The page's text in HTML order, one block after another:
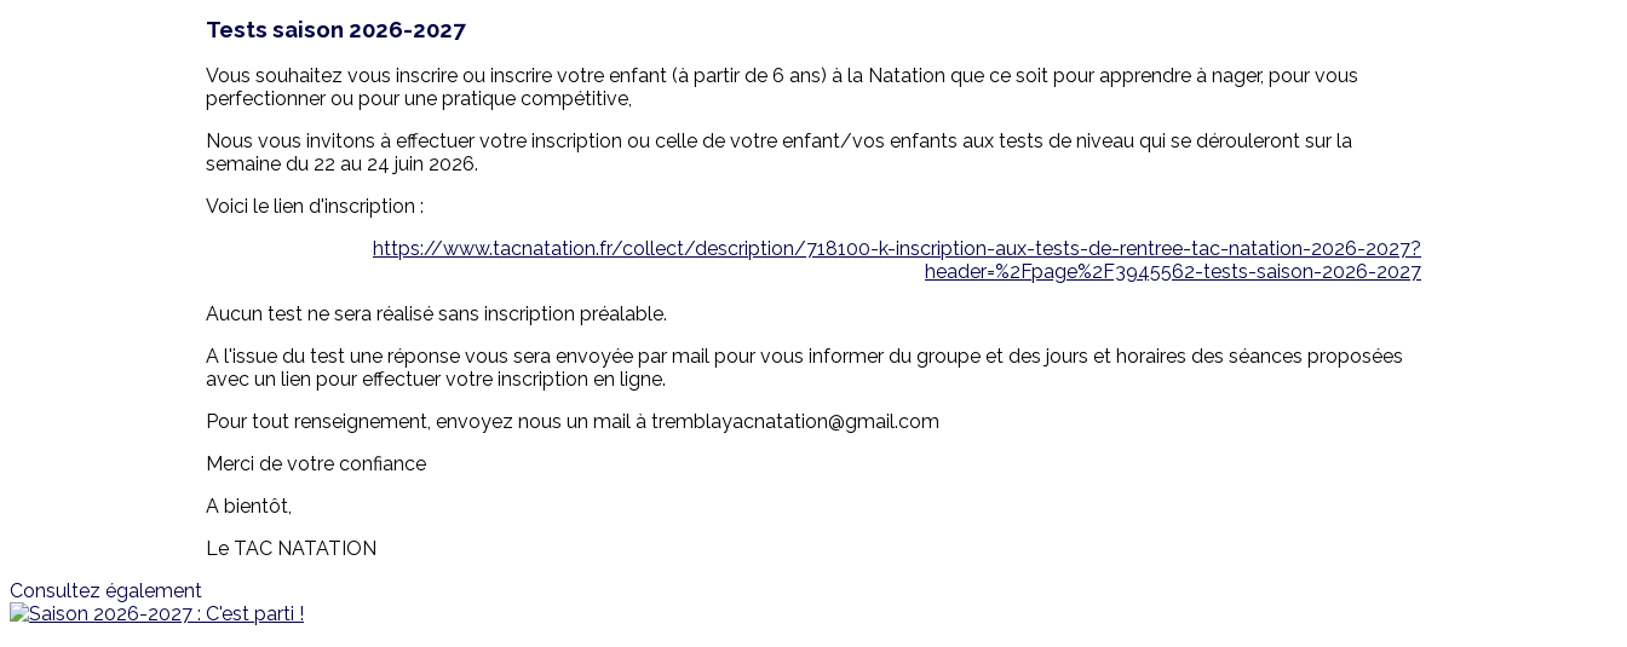
Tests saison 2026-2027
Vous souhaitez vous inscrire ou inscrire votre enfant (à partir de 6 ans) à la Natation que ce soit pour apprendre à nager, pour vous
perfectionner ou pour une pratique compétitive,
Nous vous invitons à effectuer votre inscription ou celle de votre enfant/vos enfants aux tests de niveau qui se dérouleront sur la
semaine du 22 au 24 juin 2026.
Voici le lien d'inscription :
https://www.tacnatation.fr/collect/description/718100-k-inscription-aux-tests-de-rentree-tac-natation-2026-2027?
header=%2Fpage%2F3945562-tests-saison-2026-2027
Aucun test ne sera réalisé sans inscription préalable.
A l'issue du test une réponse vous sera envoyée par mail pour vous informer du groupe et des jours et horaires des séances proposées
avec un lien pour effectuer votre inscription en ligne.
Pour tout renseignement, envoyez nous un mail à tremblayacnatation@gmail.com
Merci de votre confiance
A bientôt,
Le TAC NATATION
Consultez également